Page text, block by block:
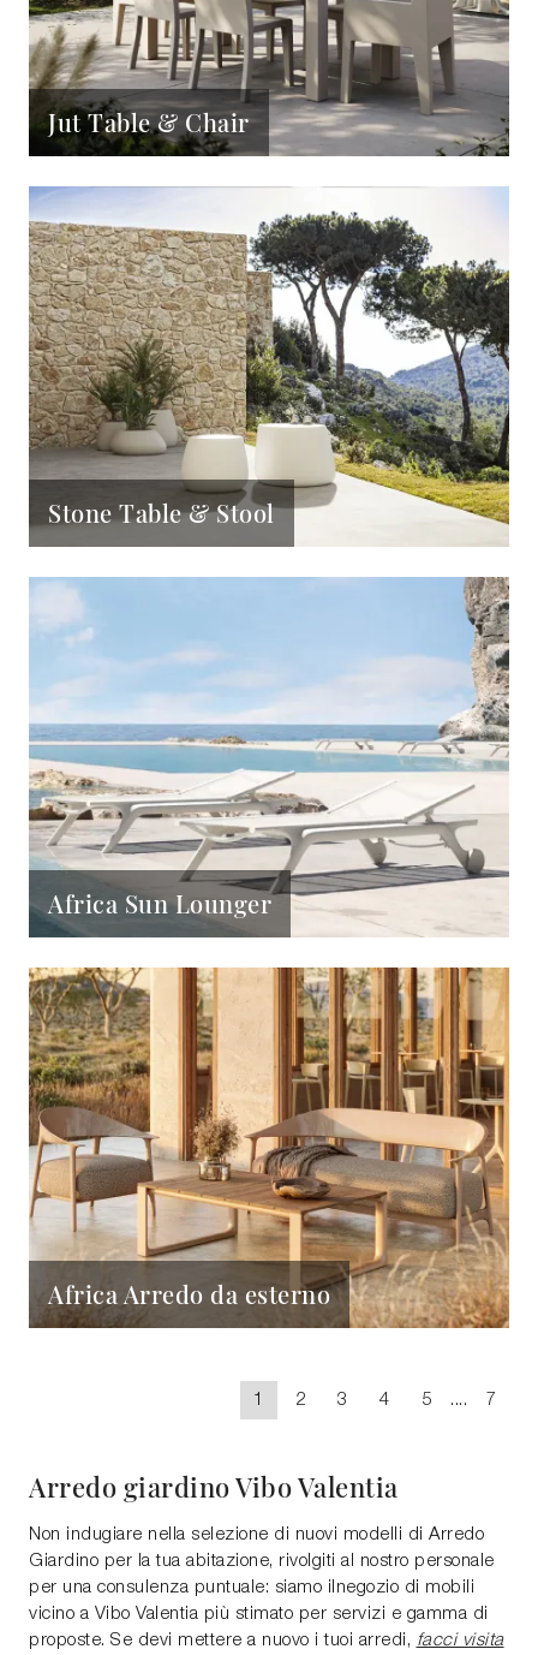
Jut Table & Chair
Stone Table & Stool
Africa Sun Lounger
Africa Arredo da esterno
1 2 3 4 5 .... 7
Arredo giardino Vibo Valentia
Non indugiare nella selezione di nuovi modelli di Arredo
Giardino per la tua abitazione, rivolgiti al nostro personale
per una consulenza puntuale: siamo ilnegozio di mobili
vicino a Vibo Valentia più stimato per servizi e gamma di
proposte. Se devi mettere a nuovo i tuoi arredi, facci visita